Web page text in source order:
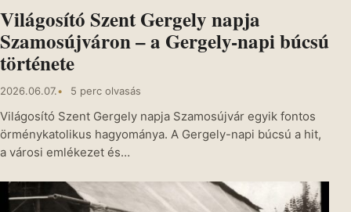
Világosító Szent Gergely napja
Szamosújváron – a Gergely-napi búcsú
története
2026.06.07. 5 perc olvasás
Világosító Szent Gergely napja Szamosújvár egyik fontos
örménykatolikus hagyománya. A Gergely-napi búcsú a hit,
a városi emlékezet és…